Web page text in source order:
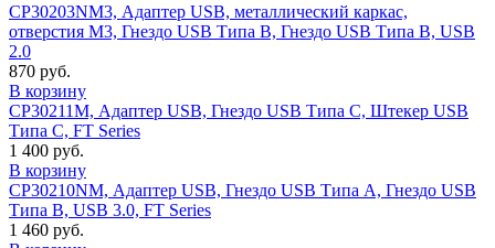
CP30203NM3, Адаптер USB, металлический каркас,
отверстия M3, Гнездо USB Типа B, Гнездо USB Типа B, USB
2.0
870 руб.
В корзину
CP30211M, Адаптер USB, Гнездо USB Типа C, Штекер USB
Типа C, FT Series
1 400 руб.
В корзину
CP30210NM, Адаптер USB, Гнездо USB Типа A, Гнездо USB
Типа B, USB 3.0, FT Series
1 460 руб.